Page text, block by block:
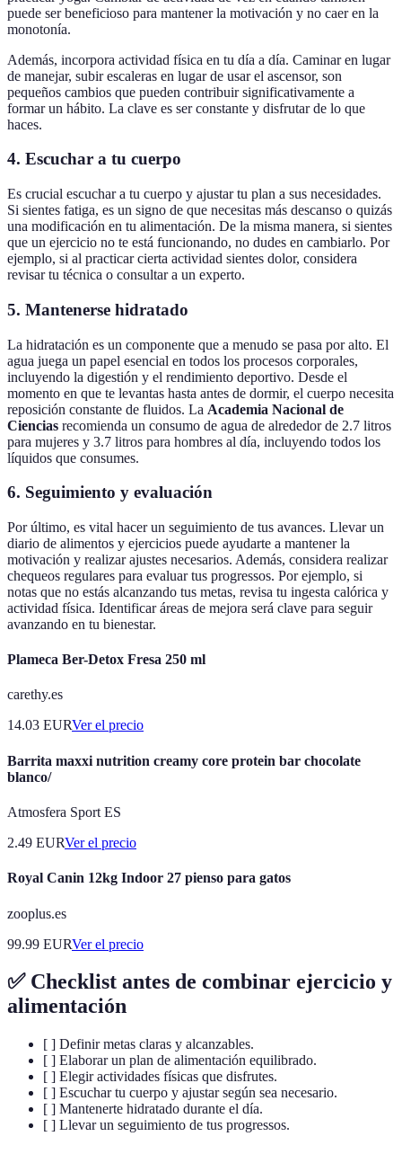
puede ser beneficioso para mantener la motivación y no caer en la
monotonía.
Además, incorpora actividad física en tu día a día. Caminar en lugar
de manejar, subir escaleras en lugar de usar el ascensor, son
pequeños cambios que pueden contribuir significativamente a
formar un hábito. La clave es ser constante y disfrutar de lo que
haces.
4. Escuchar a tu cuerpo
Es crucial escuchar a tu cuerpo y ajustar tu plan a sus necesidades.
Si sientes fatiga, es un signo de que necesitas más descanso o quizás
una modificación en tu alimentación. De la misma manera, si sientes
que un ejercicio no te está funcionando, no dudes en cambiarlo. Por
ejemplo, si al practicar cierta actividad sientes dolor, considera
revisar tu técnica o consultar a un experto.
5. Mantenerse hidratado
La hidratación es un componente que a menudo se pasa por alto. El
agua juega un papel esencial en todos los procesos corporales,
incluyendo la digestión y el rendimiento deportivo. Desde el
momento en que te levantas hasta antes de dormir, el cuerpo necesita
reposición constante de fluidos. La Academia Nacional de
Ciencias recomienda un consumo de agua de alrededor de 2.7 litros
para mujeres y 3.7 litros para hombres al día, incluyendo todos los
líquidos que consumes.
6. Seguimiento y evaluación
Por último, es vital hacer un seguimiento de tus avances. Llevar un
diario de alimentos y ejercicios puede ayudarte a mantener la
motivación y realizar ajustes necesarios. Además, considera realizar
chequeos regulares para evaluar tus progressos. Por ejemplo, si
notas que no estás alcanzando tus metas, revisa tu ingesta calórica y
actividad física. Identificar áreas de mejora será clave para seguir
avanzando en tu bienestar.
Plameca Ber-Detox Fresa 250 ml
carethy.es
14.03 EURVer el precio
Barrita maxxi nutrition creamy core protein bar chocolate
blanco/
Atmosfera Sport ES
2.49 EURVer el precio
Royal Canin 12kg Indoor 27 pienso para gatos
zooplus.es
99.99 EURVer el precio
✅ Checklist antes de combinar ejercicio y
alimentación
[ ] Definir metas claras y alcanzables.
[ ] Elaborar un plan de alimentación equilibrado.
[ ] Elegir actividades físicas que disfrutes.
[ ] Escuchar tu cuerpo y ajustar según sea necesario.
[ ] Mantenerte hidratado durante el día.
[ ] Llevar un seguimiento de tus progressos.